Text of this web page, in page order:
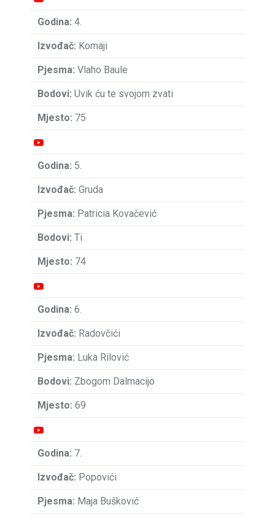
4.
Komaji
Vlaho Baule
Uvik ću te svojom zvati
75
5.
Gruda
Patricia Kovačević
Ti
74
6.
Radovčići
Luka Rilović
Zbogom Dalmacijo
69
7.
Popovići
Maja Bušković